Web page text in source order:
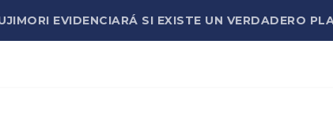
EVIDENCIARÁ SI EXISTE UN VERDADERO